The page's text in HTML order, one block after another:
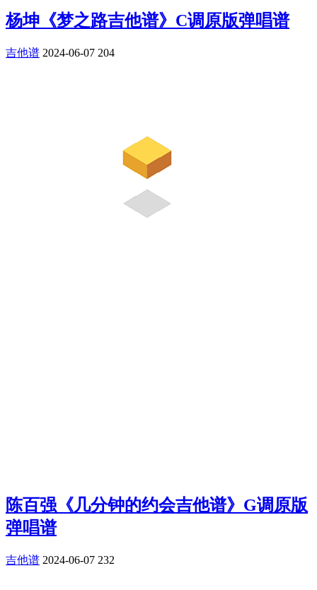
杨坤《梦之路吉他谱》C调原版弹唱谱
吉他谱 2024-06-07 204
陈百强《几分钟的约会吉他谱》G调原版
弹唱谱
吉他谱 2024-06-07 232